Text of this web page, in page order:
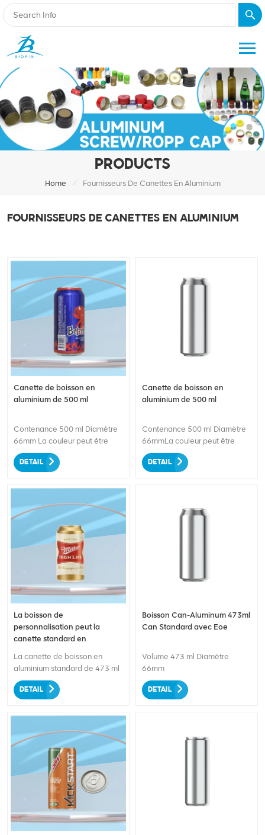
PRODUCTS
Home / Fournisseurs De Canettes En Aluminium
FOURNISSEURS DE CANETTES EN ALUMINIUM
Canette de boisson en
aluminium de 500 ml
Contenance 500 ml Diamètre
66mm La couleur peut être
personnalisée.
DETAIL
Canette de boisson en
aluminium de 500 ml
Contenance 500 ml Diamètre
66mmLa couleur peut être
personnalisée.
DETAIL
La boisson de
personnalisation peut la
canette standard en
La canette de boisson en
aluminium standard de 473 ml
avec EOE (Easy-Open End),
un choix innovant et
de boissons. Fabriquée à partir
d'aluminium recyclable, cette
canette garantit la durabilité et
réduit l'impact
environnemental. Sa taille
standard offre commodité et
grande capacité pour vos
boissons préférées. La fonction
EOE ajoute facilité et
commodité à l’ouverture de la
DETAIL
Boisson Can-Aluminum 473ml
Can Standard avec Eoe
Volume 473 ml Diamètre
66mm
DETAIL